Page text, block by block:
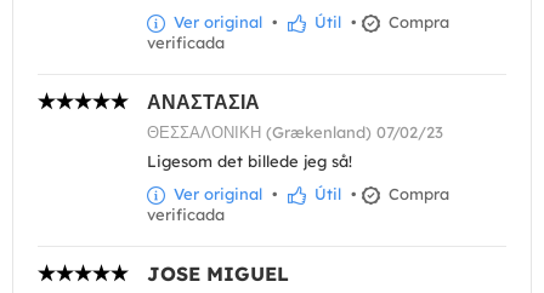
Ver original • Útil •
Compra
verificada
ΑΝΑΣΤΑΣΙΑ
ΘΕΣΣΑΛΟΝΙΚΗ (Grækenland) 07/02/23
Ligesom det billede jeg så!
Ver original • Útil •
Compra
verificada
JOSE MIGUEL